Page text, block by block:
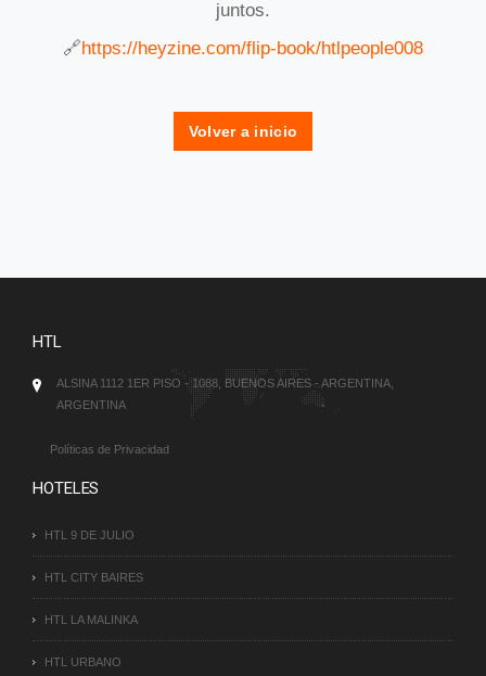
juntos.
🔗https://heyzine.com/flip-book/htlpeople008
Volver a inicio
HTL
ALSINA 1112 1ER PISO - 1088, BUENOS AIRES - ARGENTINA,
ARGENTINA
Políticas de Privacidad
HOTELES
HTL 9 DE JULIO
HTL CITY BAIRES
HTL LA MALINKA
HTL URBANO